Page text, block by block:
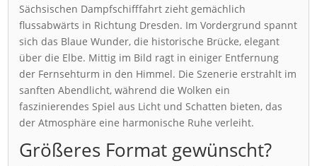
Sächsischen Dampfschifffahrt zieht gemächlich
flussabwärts in Richtung Dresden. Im Vordergrund spannt
sich das Blaue Wunder, die historische Brücke, elegant
über die Elbe. Mittig im Bild ragt in einiger Entfernung
der Fernsehturm in den Himmel. Die Szenerie erstrahlt im
sanften Abendlicht, während die Wolken ein
faszinierendes Spiel aus Licht und Schatten bieten, das
der Atmosphäre eine harmonische Ruhe verleiht.
Größeres Format gewünscht?